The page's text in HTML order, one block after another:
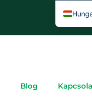
Blog